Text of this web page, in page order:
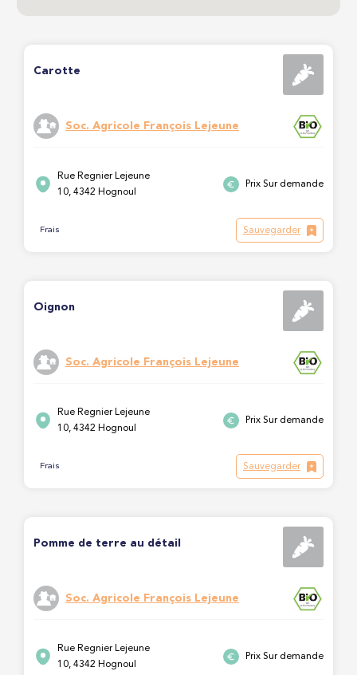
Carotte
Soc. Agricole François Lejeune
Rue Regnier Lejeune
10, 4342 Hognoul
Prix Sur demande
Frais Sauvegarder
Oignon
Soc. Agricole François Lejeune
Rue Regnier Lejeune
10, 4342 Hognoul
Prix Sur demande
Frais Sauvegarder
Pomme de terre au détail
Soc. Agricole François Lejeune
Rue Regnier Lejeune
10, 4342 Hognoul
Prix Sur demande